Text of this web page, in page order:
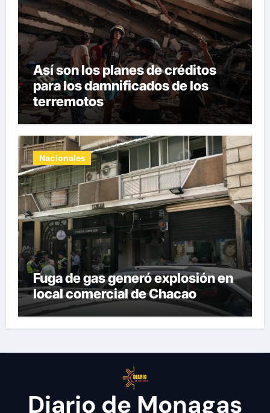
Así son los planes de créditos
para los damnificados de los
terremotos
Nacionales
Fuga de gas generó explosión en
local comercial de Chacao
Diario de Monagas